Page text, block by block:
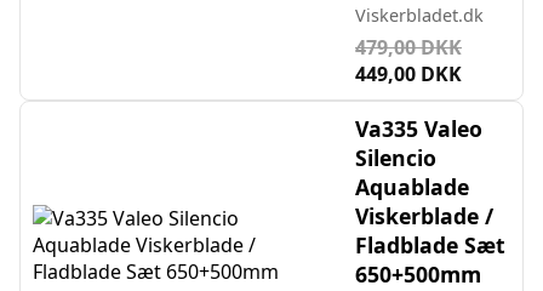
Viskerbladet.dk
479,00 DKK
449,00 DKK
Va335 Valeo
Silencio
Aquablade
Viskerblade /
Fladblade Sæt
650+500mm